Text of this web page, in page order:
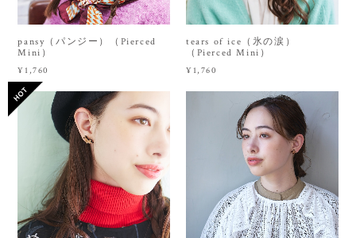
pansy（パンジー）（Pierced
Mini）
¥1,760
tears of ice（氷の涙）
（Pierced Mini）
¥1,760